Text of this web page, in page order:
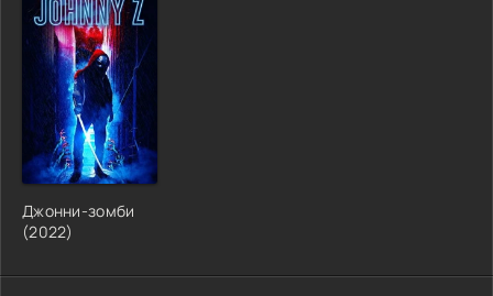
Джонни-зомби
(2022)